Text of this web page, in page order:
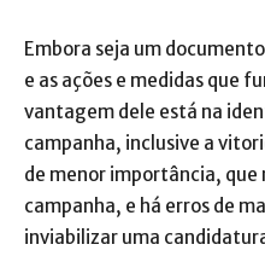
Embora seja um
e as ações e medidas que
vantagem dele está na
campanha, inclusive a
de menor importância,
campanha, e há erros de
inviabilizar uma